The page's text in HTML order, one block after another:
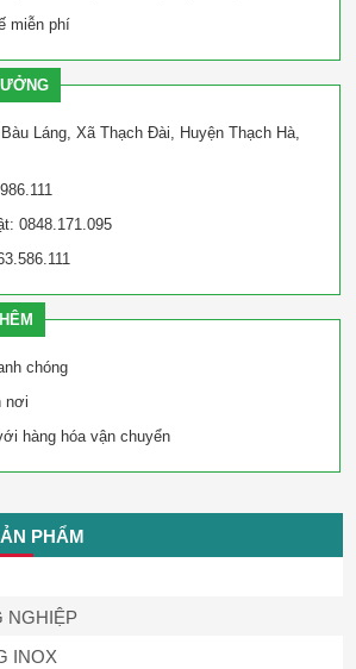
miễn phí
Láng, Xã Thạch Đài, Huyện Thạch Hà,
0848.171.095
chóng
nơi
hàng hóa vận chuyển
PHẨM
NGHIỆP
INOX